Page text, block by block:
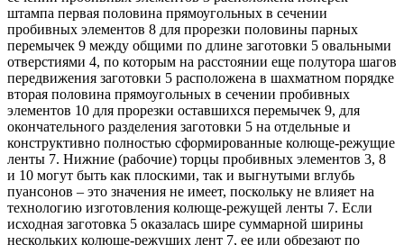
штампа первая половина прямоугольных в сечении
пробивных элементов 8 для прорезки половины парных
перемычек 9 между общими по длине заготовки 5 овальными
отверстиями 4, по которым на расстоянии еще полутора шагов
передвижения заготовки 5 расположена в шахматном порядке
вторая половина прямоугольных в сечении пробивных
элементов 10 для прорезки оставшихся перемычек 9, для
окончательного разделения заготовки 5 на отдельные и
конструктивно полностью сформированные колюще-режущие
ленты 7. Нижние (рабочие) торцы пробивных элементов 3, 8
и 10 могут быть как плоскими, так и выгнутыми вглубь
пуансонов – это значения не имеет, поскольку не влияет на
технологию изготовления колюще-режущей ленты 7. Если
исходная заготовка 5 оказалась шире суммарной ширины
нескольких колюще-режущих лент 7, ее или обрезают по